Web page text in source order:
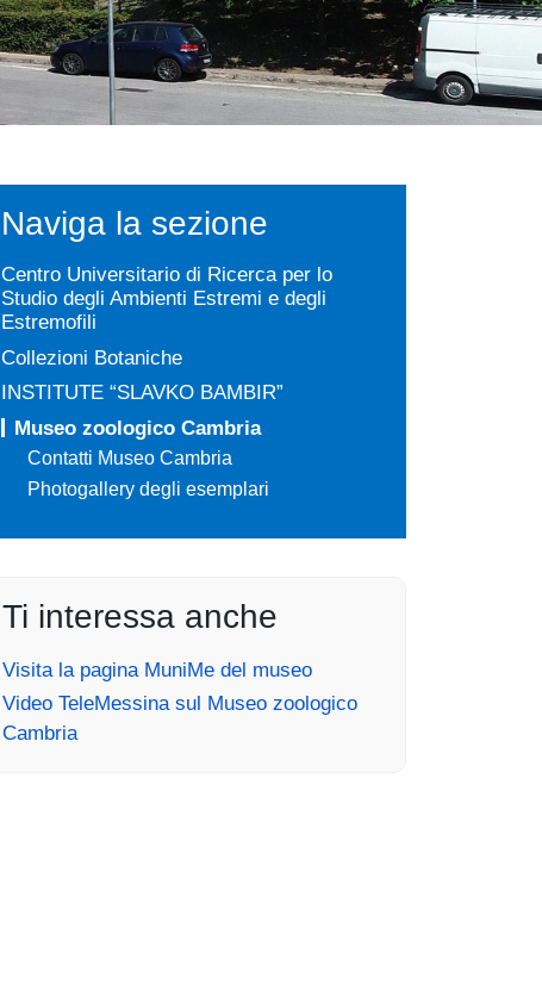
Naviga la sezione
Centro Universitario di Ricerca per lo
Studio degli Ambienti Estremi e degli
Estremofili
Collezioni Botaniche
INSTITUTE “SLAVKO BAMBIR”
Museo zoologico Cambria
Contatti Museo Cambria
Photogallery degli esemplari
Ti interessa anche
Visita la pagina MuniMe del museo
Video TeleMessina sul Museo zoologico
Cambria